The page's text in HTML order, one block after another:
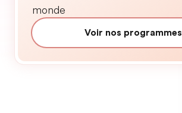
monde
Voir nos programmes